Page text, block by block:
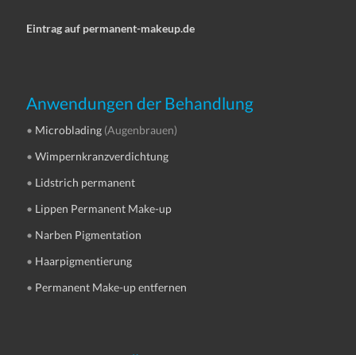
Eintrag auf permanent-makeup.de
Anwendungen der Behandlung
• Microblading (Augenbrauen)
•Wimpernkranzverdichtung
• Lidstrich permanent
• Lippen Permanent Make-up
• Narben Pigmentation
• Haarpigmentierung
• Permanent Make-up entfernen